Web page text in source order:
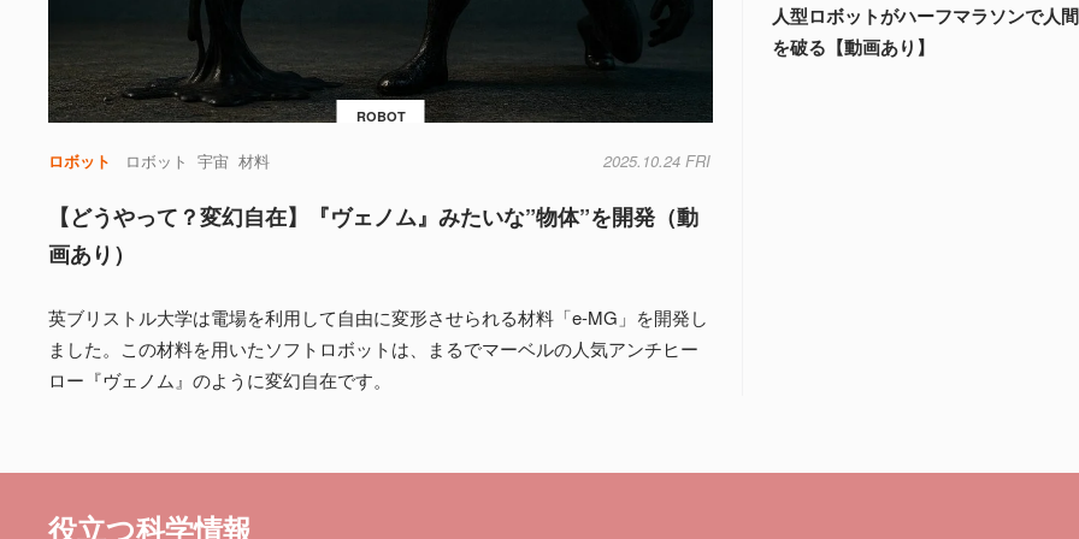
ROBOT
ロボット ロボット 宇宙 材料 2025.10.24 FRI
【どうやって？変幻自在】『ヴェノム』みたいな”物体”を開発（動
画あり）
英ブリストル大学は電場を利用して自由に変形させられる材料「e-MG」を開発し
ました。この材料を用いたソフトロボットは、まるでマーベルの人気アンチヒー
ロー『ヴェノム』のように変幻自在です。
人型ロボットがハーフマラソンで人
を破る【動画あり】
役立つ科学情報